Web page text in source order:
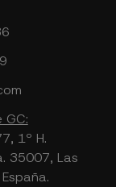
GC:
1º H.
35007, Las